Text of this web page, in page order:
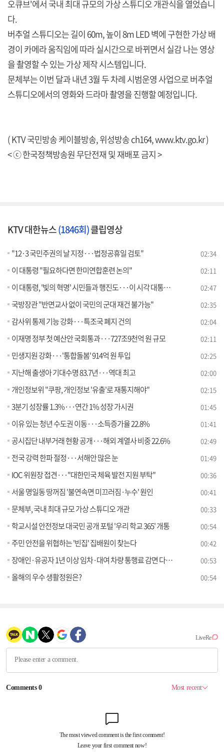
오큐브'에서 국내 최대 규모의 가상 스튜디오 개관식을 열었습니
다.
버추얼 스튜디오는 길이 60m, 높이 8m LED 벽에 구현한 가상 배
경이 카메라 움직임에 따라 실시간으로 바뀌면서 실감 나는 영상
을 촬영할 수 있는 가상 제작 시스템입니다.
문체부는 이번 달과 내년 3월 두 차례 시범운영 사업으로 버추얼
스튜디오에서의 영화와 드라마 촬영을 진행할 예정입니다.
( KTV 국민방송 케이블방송, 위성방송 ch164,www.ktv.go.kr)
< ⓒ 한국정책방송원 무단전재 및 재배포 금지 >
KTV 대한뉴스(1846회)클립영상
"12·3 국민주권의 날 지정···법정공휴일 검토" 02:34
이 대통령 "필요하다면 한미연합훈련 논의" 02:11
이 대통령, '빛의 혁명' 시민들과 행진도···이 시각 대통령실 02:47
국방장관 "반면교사 없이 국민의 군대 재건 불가능" 02:35
감사위 통제 기능 강화···특조국 폐지 건의 02:04
이재명 정부 첫 예산안 국회통과···727조9천억 원 규모 02:11
민생지원 강화···'통합돌봄' 914억 원 투입 02:25
지난해 출생아 기대수명 83.7년···역대 최고 02:00
개인정보위 "쿠팡, 개인정보 '유출'로 재통지해야" 02:15
3분기 성장률 1.3%···연간 1% 성장 가시권 01:45
이유 있는 청년 수도권 이동···소득증가율 22.8% 01:41
공시집단 내부거래 현황 공개···해외 계열사 비중 22.6% 02:49
전국 강력 한파 절정···서해안 많은 눈 01:49
IOC 위원장 접견···"대한민국 체육 발전 지원 부탁" 00:36
서울 명일동 땅꺼짐 '불연속면 미끄러짐·누수' 원인 00:41
문체부, 국내 최대 규모 가상 스튜디오 개관 00:33
학교시설 안전정보 대국민 공개 포털 '우리 학교 365' 개통 00:54
주민 안전을 위협하는 '빈집' 집배원이 찾는다 00:42
장애인·유공자 1년 이상 임차·대여 차량 통행료 감면 다자녀 가구 주말·공휴일 통행료 할인 도입 00:53
올해의 우수 생활정원은? 00:54